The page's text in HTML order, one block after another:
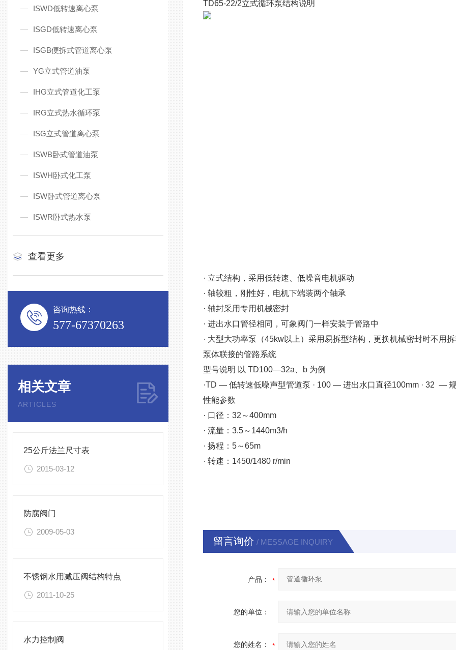
ISWD低转速离心泵
ISGD低转速离心泵
ISGB便拆式管道离心泵
YG立式管道油泵
IHG立式管道化工泵
IRG立式热水循环泵
ISG立式管道离心泵
ISWB卧式管道油泵
ISWH卧式化工泵
ISW卧式管道离心泵
ISWR卧式热水泵
查看更多
咨询热线：
577-67370263
相关文章
ARTICLES
25公斤法兰尺寸表
2015-03-12
防腐阀门
2009-05-03
不锈钢水用减压阀结构特点
2011-10-25
水力控制阀
TD65-22/2立式循环泵结构说明
· 立式结构，采用低转速、低噪音电机驱动
· 轴较粗，刚性好，电机下端装两个轴承
· 轴封采用专用机械密封
· 进出水口管径相同，可象阀门一样安装于管路中
· 大型大功率泵（45kw以上）采用易拆型结构，更换机械密封时不用
泵体联接的管路系统
型号说明 以 TD100—32a、b 为例
·TD — 低转速低噪声型管道泵 · 100 — 进出水口直径100mm · 32 —
性能参数
· 口径：32～400mm
· 流量：3.5～1440m3/h
· 扬程：5～65m
· 转速：1450/1480 r/min
留言询价 / MESSAGE INQUIRY
产品：
您的单位：
您的姓名：